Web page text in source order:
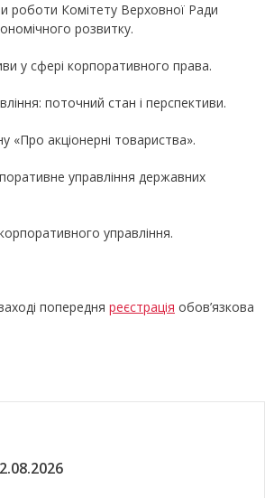
роботи Комітету Верховної Ради
розвитку.
у сфері корпоративного права.
поточний стан і перспективи.
«Про акціонерні товариства».
управління державних
управління.
попередня реєстрація обов’язкова